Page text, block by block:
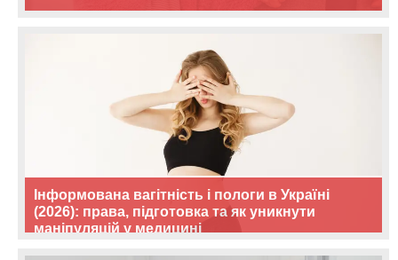
Інформована вагітність і пологи в Україні
(2026): права, підготовка та як уникнути
маніпуляцій у медицині